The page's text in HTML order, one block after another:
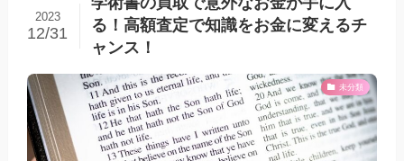
る！高額査定で知識をお金に変えるチ
ャンス！
2023
12/31
未分類